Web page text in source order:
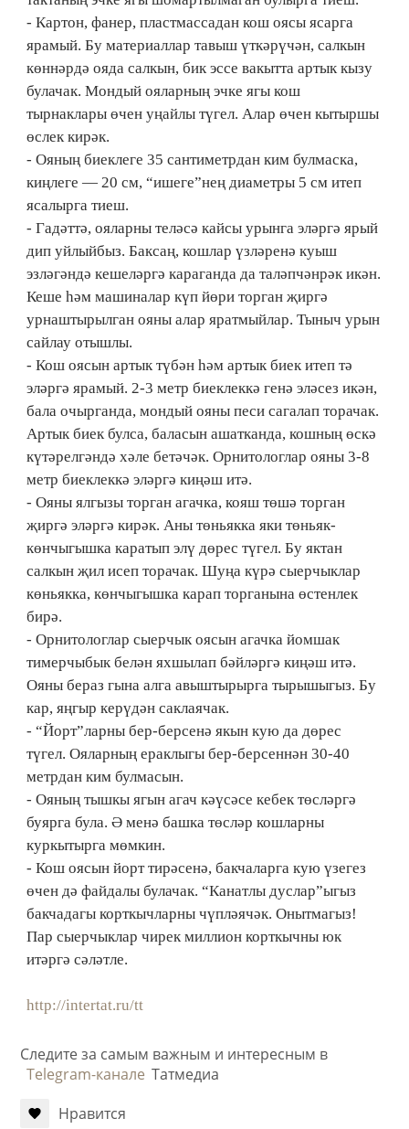
- Картон, фанер, пластмассадан кош оясы ясарга
ярамый. Бу материаллар тавыш үткәрүчән, салкын
көннәрдә ояда салкын, бик эссе вакытта артык кызу
булачак. Мондый ояларның эчке ягы кош
тырнаклары өчен уңайлы түгел. Алар өчен кытыршы
өслек кирәк.
- Ояның биеклеге 35 сантиметрдан ким булмаска,
киңлеге — 20 см, “ишеге”нең диаметры 5 см итеп
ясалырга тиеш.
- Гадәттә, ояларны теләсә кайсы урынга эләргә ярый
дип уйлыйбыз. Баксаң, кошлар үзләренә куыш
эзләгәндә кешеләргә караганда да таләпчәнрәк икән.
Кеше һәм машиналар күп йөри торган җиргә
урнаштырылган ояны алар яратмыйлар. Тыныч урын
сайлау отышлы.
- Кош оясын артык түбән һәм артык биек итеп тә
эләргә ярамый. 2-3 метр биеклеккә генә эләсез икән,
бала очырганда, мондый ояны песи сагалап торачак.
Артык биек булса, баласын ашатканда, кошның өскә
күтәрелгәндә хәле бетәчәк. Орнитологлар ояны 3-8
метр биеклеккә эләргә киңәш итә.
- Ояны ялгызы торган агачка, кояш төшә торган
җиргә эләргә кирәк. Аны төньякка яки төньяк-
көнчыгышка каратып элү дөрес түгел. Бу яктан
салкын җил исеп торачак. Шуңа күрә сыерчыклар
көньякка, көнчыгышка карап торганына өстенлек
бирә.
- Орнитологлар сыерчык оясын агачка йомшак
тимерчыбык белән яхшылап бәйләргә киңәш итә.
Ояны бераз гына алга авыштырырга тырышыгыз. Бу
кар, яңгыр керүдән саклаячак.
- “Йорт”ларны бер-берсенә якын кую да дөрес
түгел. Ояларның ераклыгы бер-берсеннән 30-40
метрдан ким булмасын.
- Ояның тышкы ягын агач кәүсәсе кебек төсләргә
буярга була. Ә менә башка төсләр кошларны
куркытырга мөмкин.
- Кош оясын йорт тирәсенә, бакчаларга кую үзегез
өчен дә файдалы булачак. “Канатлы дуслар”ыгыз
бакчадагы корткыч­ларны чүпләячәк. Онытмагыз!
Пар сыерчыклар чирек миллион корткычны юк
итәргә сәләтле.
http://intertat.ru/tt
Следите за самым важным и интересным в
Telegram-канале Татмедиа
Нравится